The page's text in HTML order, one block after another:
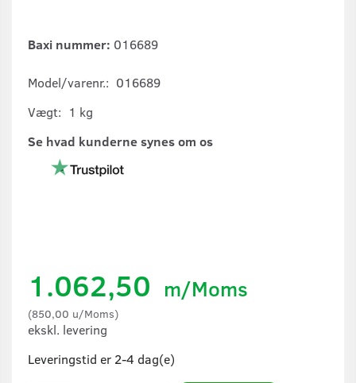
Baxi nummer: 016689
Model/varenr.: 016689
Vægt: 1 kg
Se hvad kunderne synes om os
1.062,50 m/Moms
(850,00 u/Moms)
ekskl. levering
Leveringstid er 2-4 dag(e)